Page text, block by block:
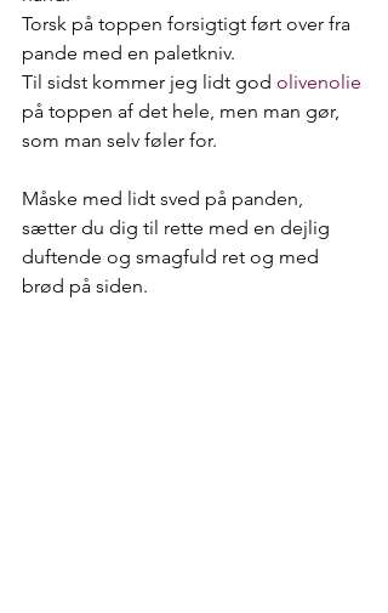
Torsk på toppen forsigtigt ført over fra
pande med en paletkniv.
Til sidst kommer jeg lidt god olivenolie
på toppen af det hele, men man gør,
som man selv føler for.
Måske med lidt sved på panden,
sætter du dig til rette med en dejlig
duftende og smagfuld ret og med
brød på siden.